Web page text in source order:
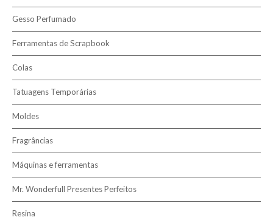
Tecidos
Gesso Perfumado
Ferramentas de Scrapbook
Colas
Tatuagens Temporárias
Moldes
Fragrâncias
Máquinas e ferramentas
Mr. Wonderfull Presentes Perfeitos
Resina